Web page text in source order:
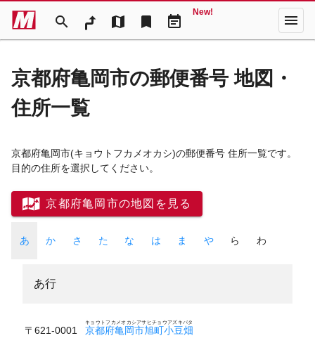
search map bookmark event_note
New! menu
京都府亀岡市の郵便番号 地図・
住所一覧
京都府亀岡市(キョウトフカメオカシ)の郵便番号 住所一覧です。
目的の住所を選択してください。
京都府亀岡市の地図を見る
あ か さ た な は ま や ら わ
あ行
〒621-0001 京都府亀岡市旭町小豆畑
キョウトフカメオカシアサヒチョウアズキバタ